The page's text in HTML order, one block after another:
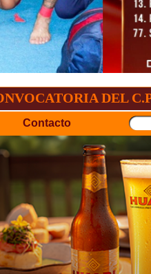
DEL C.P.D.O.
Contacto